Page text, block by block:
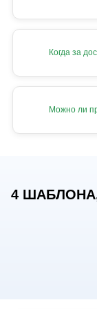
Когда за
Можно ли
4